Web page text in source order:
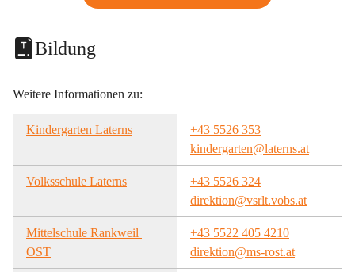
Bildung
Weitere Informationen zu:
Kindergarten Laterns
+43 5526 353
kindergarten@laterns.at
Volksschule Laterns
+43 5526 324
direktion@vsrlt.vobs.at
Mittelschule Rankweil
OST
+43 5522 405 4210
direktion@ms-rost.at